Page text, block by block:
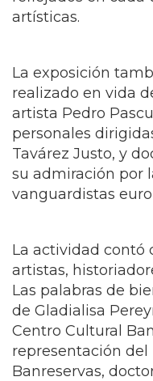
artísticas.
La exposición
realizado en vida
artista Pedro
personales
Tavárez Justo, y
su admiración por
vanguardistas
La actividad contó
artistas,
Las palabras de
de Gladialisa
Centro Cultural
representación
Banreservas,